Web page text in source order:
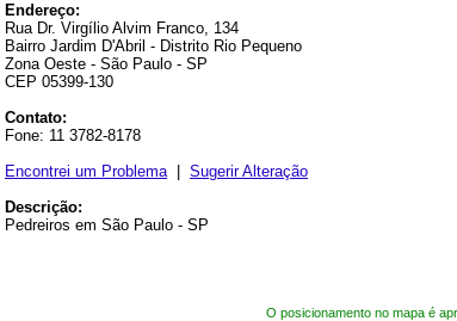
Endereço:
Rua Dr. Virgílio Alvim Franco, 134
Bairro Jardim D'Abril - Distrito Rio Pequeno
Zona Oeste - São Paulo - SP
CEP 05399-130
Contato:
Fone: 11 3782-8178
Encontrei um Problema| Sugerir Alteração
Descrição:
Pedreiros em São Paulo - SP
O posicionamento no mapa é